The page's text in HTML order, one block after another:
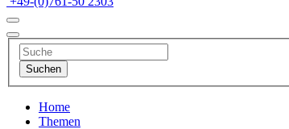
Home
Themen